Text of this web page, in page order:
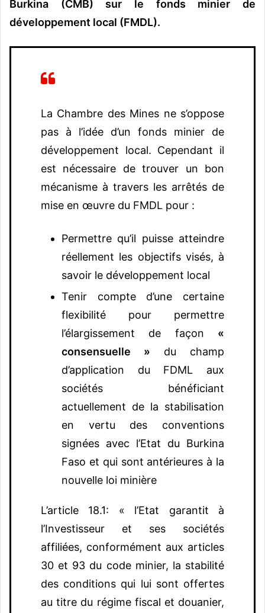
i
e
Burkina (CMB) sur le fonds minier de
développement local (FMDL).
La Chambre des Mines ne s’oppose
pas à l’idée d’un fonds minier de
développement local. Cependant il
est nécessaire de trouver un bon
mécanisme à travers les arrêtés de
mise en œuvre du FMDL pour :
Permettre qu’il puisse atteindre
réellement les objectifs visés, à
savoir le développement local
Tenir compte d’une certaine
flexibilité pour permettre
l’élargissement de façon «
consensuelle » du champ
d’application du FDML aux
sociétés bénéficiant
actuellement de la stabilisation
en vertu des conventions
signées avec l’Etat du Burkina
Faso et qui sont antérieures à la
nouvelle loi minière
L’article 18.1: « l’Etat garantit à
l’Investisseur et ses sociétés
affiliées, conformément aux articles
30 et 93 du code minier, la stabilité
des conditions qui lui sont offertes
au titre du régime fiscal et douanier,